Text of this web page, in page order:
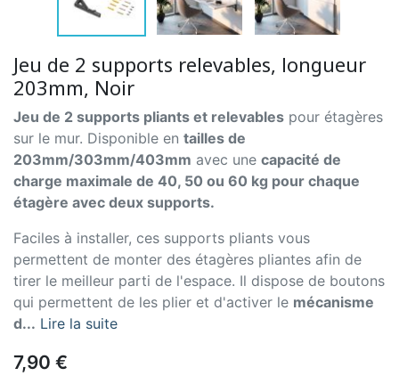
Jeu de 2 supports relevables, longueur
203mm, Noir
Jeu de 2 supports pliants et relevables pour étagères
sur le mur. Disponible en tailles de
203mm/303mm/403mm avec une capacité de
charge maximale de 40, 50 ou 60 kg pour chaque
étagère avec deux supports.
Faciles à installer, ces supports pliants vous
permettent de monter des étagères pliantes afin de
tirer le meilleur parti de l'espace. Il dispose de boutons
qui permettent de les plier et d'activer le mécanisme
d... Lire la suite
7,90 €